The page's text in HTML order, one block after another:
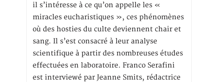
il s’intéresse à ce qu’on appelle les «
miracles eucharistiques », ces phénomènes
où des hosties du culte deviennent chair et
sang. Il s’est consacré à leur analyse
scientifique à partir des nombreuses études
effectuées en laboratoire. Franco Serafini
est interviewé par Jeanne Smits, rédactrice